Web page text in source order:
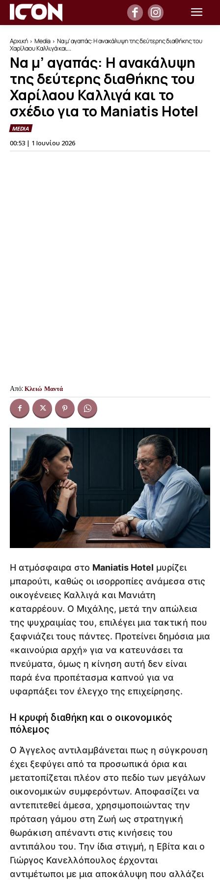
Αρχική Media
Να μ' αγαπάς: Η ανακάλυψη της δεύτερης διαθήκης του
Χαρίλαου Καλλιγά και...
Να μ’ αγαπάς: Η ανακάλυψη
της δεύτερης διαθήκης του
Χαρίλαου Καλλιγά και το
σχέδιο για το Maniatis Hotel
MEDIA
00:53 | 1 Ιουνίου 2026
Από: Κλειώ Μαντά
Η ατμόσφαιρα στο Maniatis Hotel μυρίζει
μπαρούτι, καθώς οι ισορροπίες ανάμεσα στις
οικογένειες Καλλιγά και Μανιάτη
καταρρέουν. Ο Μιχάλης, μετά την απώλεια
της ψυχραιμίας του, επιλέγει μια τακτική που
ξαφνιάζει τους πάντες. Προτείνει δημόσια μια
«καινούρια αρχή» για να κατευνάσει τα
πνεύματα, όμως η κίνηση αυτή δεν είναι
παρά ένα προπέτασμα καπνού για να
υφαρπάξει τον έλεγχο της επιχείρησης.
Η κρυφή διαθήκη και ο οικονομικός
πόλεμος
Ο Άγγελος αντιλαμβάνεται πως η σύγκρουση
έχει ξεφύγει από τα προσωπικά όρια και
μετατοπίζεται πλέον στο πεδίο των μεγάλων
οικονομικών συμφερόντων. Αποφασίζει να
αντεπιτεθεί άμεσα, χρησιμοποιώντας την
πρόταση γάμου στη Ζωή ως στρατηγική
θωράκιση απέναντι στις κινήσεις του
αντιπάλου του. Την ίδια στιγμή, η Εβίτα και ο
Γιώργος Κανελλόπουλος έρχονται
αντιμέτωποι με μια αποκάλυψη που αλλάζει